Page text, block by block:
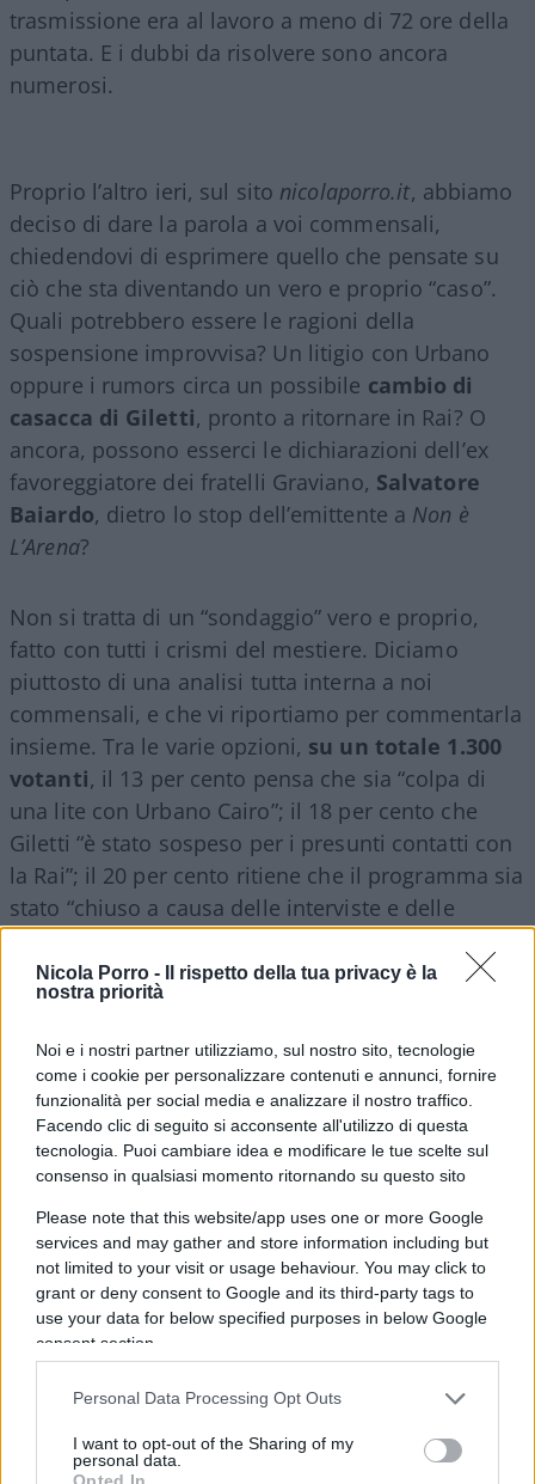
Nicola Porro -
Il rispetto della tua privacy è la
nostra priorità
Noi e i nostri partner utilizziamo, sul nostro sito, tecnologie
come i cookie per personalizzare contenuti e annunci, fornire
funzionalità per social media e analizzare il nostro traffico.
Facendo clic di seguito si acconsente all'utilizzo di questa
tecnologia. Puoi cambiare idea e modificare le tue scelte sul
consenso in qualsiasi momento ritornando su questo sito
Please note that this website/app uses one or more Google
services and may gather and store information including but
not limited to your visit or usage behaviour. You may click to
grant or deny consent to Google and its third-party tags to
use your data for below specified purposes in below Google
consent section.
Personal Data Processing Opt Outs
I want to opt-out of the Sharing of my
personal data.
Opted In
trasmissione era al lavoro a meno di 72 ore della
puntata. E i dubbi da risolvere sono ancora
numerosi.
Proprio l’altro ieri, sul sito nicolaporro.it, abbiamo
deciso di dare la parola a voi commensali,
chiedendovi di esprimere quello che pensate su
ciò che sta diventando un vero e proprio “caso”.
Quali potrebbero essere le ragioni della
sospensione improvvisa? Un litigio con Urbano
oppure i rumors circa un possibile cambio di
casacca di Giletti, pronto a ritornare in Rai? O
ancora, possono esserci le dichiarazioni dell’ex
favoreggiatore dei fratelli Graviano, Salvatore
Baiardo, dietro lo stop dell’emittente a Non è
L’Arena?
Non si tratta di un “sondaggio” vero e proprio,
fatto con tutti i crismi del mestiere. Diciamo
piuttosto di una analisi tutta interna a noi
commensali, e che vi riportiamo per commentarla
insieme. Tra le varie opzioni, su un totale 1.300
votanti, il 13 per cento pensa che sia “colpa di
una lite con Urbano Cairo”; il 18 per cento che
Giletti “è stato sospeso per i presunti contatti con
la Rai”; il 20 per cento ritiene che il programma sia
stato “chiuso a causa delle interviste e delle
Messina Denaro”. Infine, la gran parte dei votanti,
esattamente il 49 per cento
troppo scomode”.
Per approfondire:
Giletti e Berlusconi col boss: la stampa se la
mena per una foto che non c’è
Tutte le bufale sulla cacciata di Giletti da La7
Perché hanno cacciato Giletti da La7? –
Nella giornata di ieri, Massimo Giletti ha voluto
prendere le proprie difese, dopo un periodo